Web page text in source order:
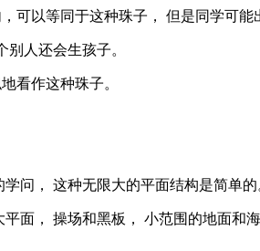
可以等同于这种珠子， 但是同学可能
人还会生孩子。
看作这种珠子。
问， 这种无限大的平面结构是简单的
面， 操场和黑板， 小范围的地面和